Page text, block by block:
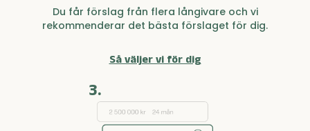
Du får förslag från flera långivare och vi
rekommenderar det bästa förslaget för dig.
Så väljer vi för dig
3.